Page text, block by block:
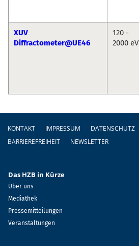
XUV
Diffractometer@UE46
120 -
2000 eV
Fußzeile
KONTAKT IMPRESSUM DATENSCHUTZ
BARRIEREFREIHEIT
NEWSLETTER
Das HZB in Kürze
Über uns
Mediathek
Pressemitteilungen
Veranstaltungen